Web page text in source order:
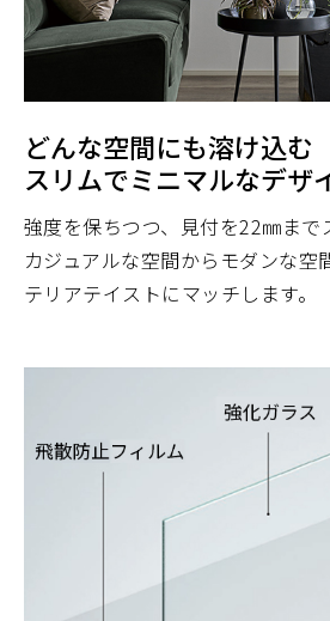
どんな空間にも溶け込む
スリムでミニマルなデザ
強度を保ちつつ、見付を22㎜まで
カジュアルな空間からモダンな空
テリアテイストにマッチします。